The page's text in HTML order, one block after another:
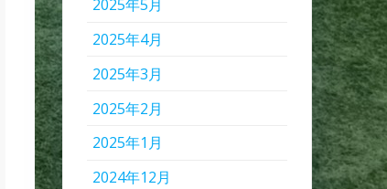
2025年5月
2025年4月
2025年3月
2025年2月
2025年1月
2024年12月